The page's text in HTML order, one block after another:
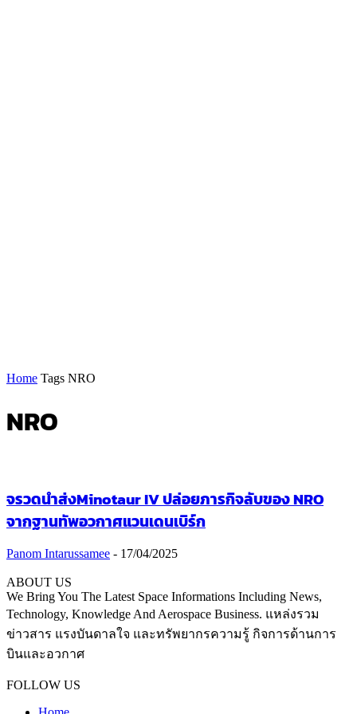
Home Tags NRO
NRO
จรวดนำส่งMinotaur IV ปล่อยภารกิจลับของ NRO
จากฐานทัพอวกาศแวนเดนเบิร์ก
Panom Intarussamee - 17/04/2025
ABOUT US
We Bring You The Latest Space Informations Including News,
Technology, Knowledge And Aerospace Business. แหล่งรวม
ข่าวสาร แรงบันดาลใจ และทรัพยากรความรู้ กิจการด้านการ
บินและอวกาศ
FOLLOW US